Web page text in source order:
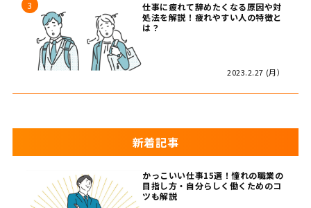
仕事に疲れて辞めたくなる原因や対
処法を解説！疲れやすい人の特徴と
は？
2023.2.27 (月）
新着記事
かっこいい仕事15選！憧れの職業の
目指し方・自分らしく働くためのコ
ツも解説